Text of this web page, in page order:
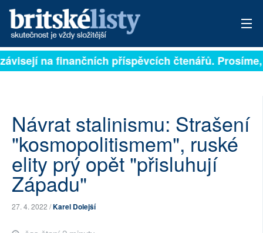
PŘIHLÁSIT
ARCHIV
ROZHOVORY
TÉMATA
NEJČTENĚJŠÍ ZA 7 DNÍ
na finančních příspěvcích čtenářů. Prosíme,
Návrat stalinismu: Strašení
"kosmopolitismem", ruské
elity prý opět "přisluhují
Západu"
27. 4. 2022 /Karel Dolejší